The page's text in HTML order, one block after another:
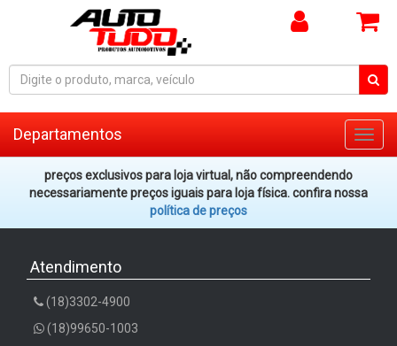
Departamentos
preços exclusivos para loja virtual, não compreendendo
necessariamente preços iguais para loja física. confira nossa
política de preços
Atendimento
(18)3302-4900
(18)99650-1003